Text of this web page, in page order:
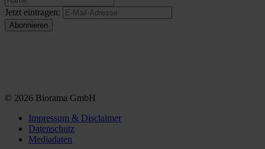
Jetzt eintragen:
© 2026 Biorama GmbH
Impressum & Disclaimer
Datenschutz
Mediadaten